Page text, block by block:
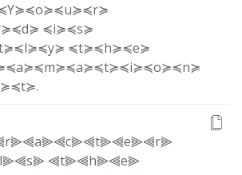
≼o≽≼u≽≼r≽
≼d≽ ≼i≽≼s≽
≼l≽≼y≽ ≼t≽≼h≽≼e≽
≼a≽≼m≽≼a≽≼t≽≼i≽≼o≽≼n≽
≼t≽.
⫷a⫸⫷c⫸⫷t⫸⫷e⫸⫷r⫸
⫷s⫸ ⫷t⫸⫷h⫸⫷e⫸